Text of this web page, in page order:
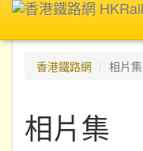
香港鐵路網
相片集
相片集